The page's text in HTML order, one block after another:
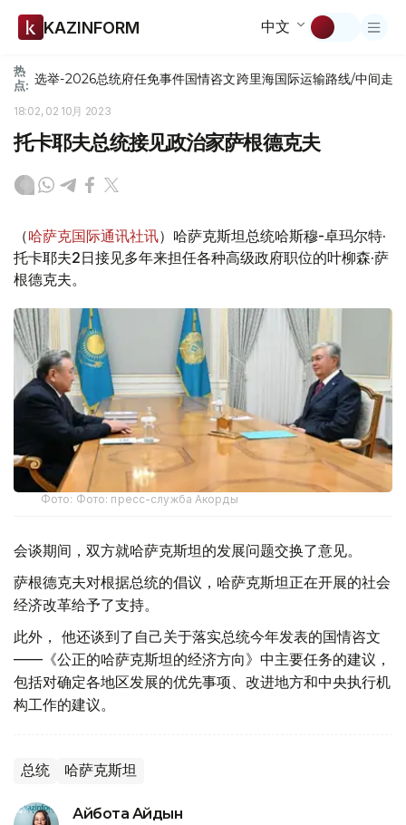
KAZINFORM 中文
热
点: 选举-2026总统府任免事件国情咨文跨里海国际运输路线/中间走廊
18:02, 02 10月 2023
托卡耶夫总统接见政治家萨根德克夫
（哈萨克国际通讯社讯）哈萨克斯坦总统哈斯穆-卓玛尔特·
托卡耶夫2日接见多年来担任各种高级政府职位的叶柳森·萨
根德克夫。
Фото: Фото: пресс-служба Акорды
会谈期间，双方就哈萨克斯坦的发展问题交换了意见。
萨根德克夫对根据总统的倡议，哈萨克斯坦正在开展的社会
经济改革给予了支持。
此外， 他还谈到了自己关于落实总统今年发表的国情咨文
——《公正的哈萨克斯坦的经济方向》中主要任务的建议，
包括对确定各地区发展的优先事项、改进地方和中央执行机
构工作的建议。
总统 哈萨克斯坦
Айбота Айдын